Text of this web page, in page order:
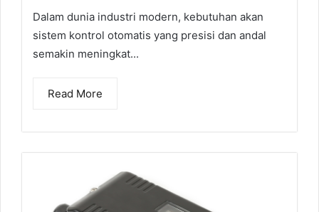
Dalam dunia industri modern, kebutuhan akan
sistem kontrol otomatis yang presisi dan andal
semakin meningkat...
Read More